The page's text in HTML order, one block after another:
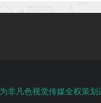
非凡色视觉传媒全权策